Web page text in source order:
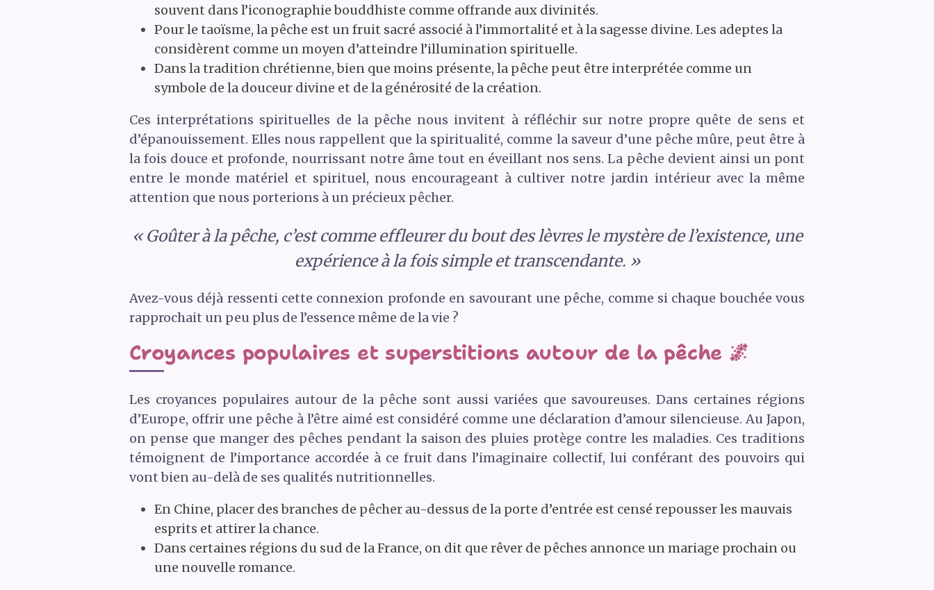
souvent dans l’iconographie bouddhiste comme offrande aux divinités.
Pour le taoïsme, la pêche est un fruit sacré associé à l’immortalité et à la sagesse divine. Les adeptes la
considèrent comme un moyen d’atteindre l’illumination spirituelle.
Dans la tradition chrétienne, bien que moins présente, la pêche peut être interprétée comme un
symbole de la douceur divine et de la générosité de la création.
Ces interprétations spirituelles de la pêche nous invitent à réfléchir sur notre propre quête de sens et
d’épanouissement. Elles nous rappellent que la spiritualité, comme la saveur d’une pêche mûre, peut être à
la fois douce et profonde, nourrissant notre âme tout en éveillant nos sens. La pêche devient ainsi un pont
entre le monde matériel et spirituel, nous encourageant à cultiver notre jardin intérieur avec la même
attention que nous porterions à un précieux pêcher.
« Goûter à la pêche, c’est comme effleurer du bout des lèvres le mystère de l’existence, une
expérience à la fois simple et transcendante. »
Avez-vous déjà ressenti cette connexion profonde en savourant une pêche, comme si chaque bouchée vous
rapprochait un peu plus de l’essence même de la vie ?
Croyances populaires et superstitions autour de la pêche 🌌
Les croyances populaires autour de la pêche sont aussi variées que savoureuses. Dans certaines régions
d’Europe, offrir une pêche à l’être aimé est considéré comme une déclaration d’amour silencieuse. Au Japon,
on pense que manger des pêches pendant la saison des pluies protège contre les maladies. Ces traditions
témoignent de l’importance accordée à ce fruit dans l’imaginaire collectif, lui conférant des pouvoirs qui
vont bien au-delà de ses qualités nutritionnelles.
En Chine, placer des branches de pêcher au-dessus de la porte d’entrée est censé repousser les mauvais
esprits et attirer la chance.
Dans certaines régions du sud de la France, on dit que rêver de pêches annonce un mariage prochain ou
une nouvelle romance.